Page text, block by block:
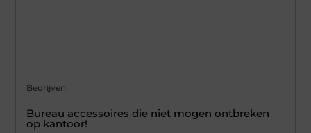
Bedrijven
Bureau accessoires die niet mogen ontbreken
op kantoor!